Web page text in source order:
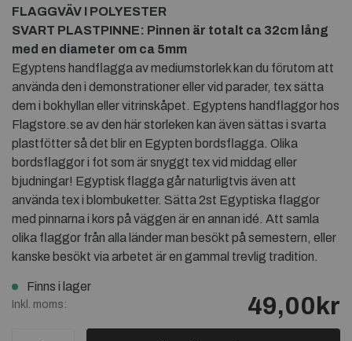
FLAGGVÄV I POLYESTER
SVART PLASTPINNE: Pinnen är totalt ca 32cm lång
med en diameter om ca 5mm
Egyptens handflagga av mediumstorlek kan du förutom att
använda den i demonstrationer eller vid parader, tex sätta
dem i bokhyllan eller vitrinskåpet. Egyptens handflaggor hos
Flagstore.se av den här storleken kan även sättas i svarta
plastfötter så det blir en Egypten bordsflagga. Olika
bordsflaggor i fot som är snyggt tex vid middag eller
bjudningar! Egyptisk flagga går naturligtvis även att
använda tex i blombuketter. Sätta 2st Egyptiska flaggor
med pinnarna i kors på väggen är en annan idé. Att samla
olika flaggor från alla länder man besökt på semestern, eller
kanske besökt via arbetet är en gammal trevlig tradition.
Finns i lager
Inkl. moms: 49,00kr